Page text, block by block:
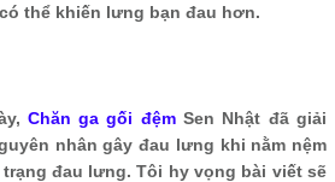
thể khiến lưng bạn đau hơn.
Chăn ga gối đệmSen Nhật đã giải
nhân gây đau lưng khi nằm nệm
đau lưng. Tôi hy vọng bài viết sẽ